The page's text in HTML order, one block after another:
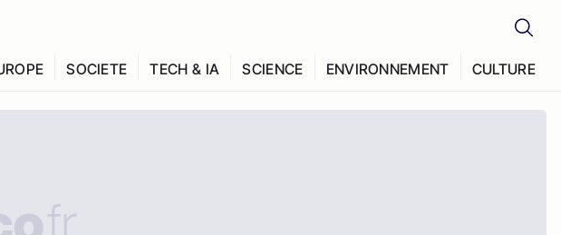
SOCIETE TECH & IA SCIENCE ENVIRONNEMENT CULTURE